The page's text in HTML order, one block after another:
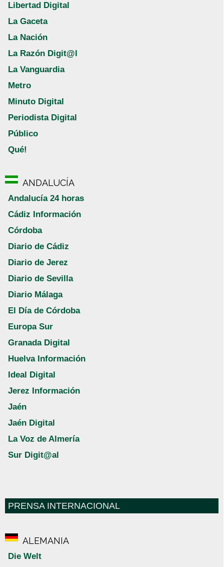
Libertad Digital
La Gaceta
La Nación
La Razón Digit@l
La Vanguardia
Metro
Minuto Digital
Periodista Digital
Público
Qué!
ANDALUCÍA
Andalucía 24 horas
Cádiz Información
Córdoba
Diario de Cádiz
Diario de Jerez
Diario de Sevilla
Diario Málaga
El Día de Córdoba
Europa Sur
Granada Digital
Huelva Información
Ideal Digital
Jerez Información
Jaén
Jaén Digital
La Voz de Almería
Sur Digit@al
PRENSA INTERNACIONAL
ALEMANIA
Die Welt